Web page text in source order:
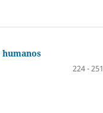
224 - 251